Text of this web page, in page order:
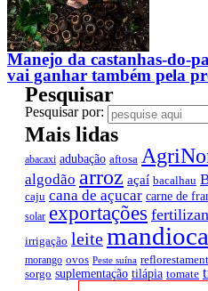
Manejo da castanhas-do-
vai ganhar também pela
Pesquisar
Pesquisar por:
Mais lidas
abacaxi adubação aftosa
algodão arroz açaí bacalhau
caju cana de açucar carne de
solar exportações
irrigação leitemandioca
morango ovos Peste suína
sorgo suplementação tilápia tomate